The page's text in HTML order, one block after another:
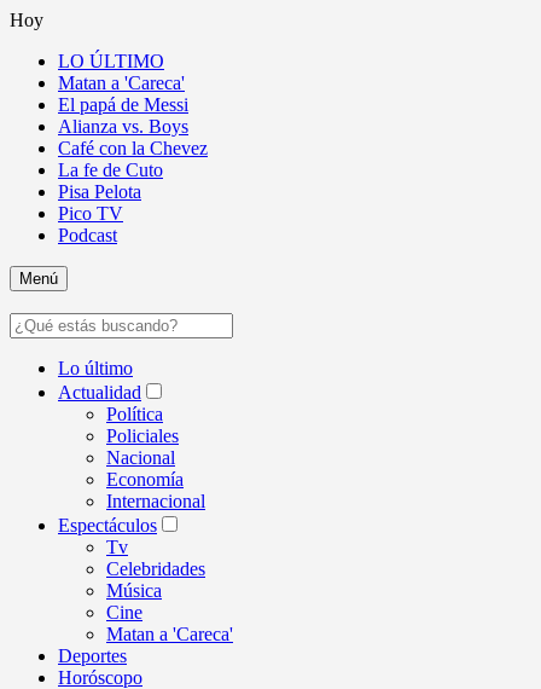
Hoy
LO ÚLTIMO
Matan a 'Careca'
El papá de Messi
Alianza vs. Boys
Café con la Chevez
La fe de Cuto
Pisa Pelota
Pico TV
Podcast
Menú
Lo último
Actualidad
Política
Policiales
Nacional
Economía
Internacional
Espectáculos
Tv
Celebridades
Música
Cine
Matan a 'Careca'
Deportes
Horóscopo